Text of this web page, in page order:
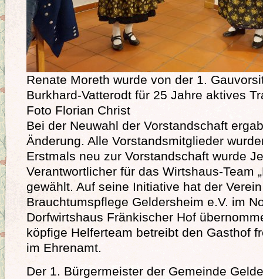
Renate Moreth wurde von der 1.
Burkhard-Vatterodt für 25 Jahre aktives
Foto Florian Christ
Bei der Neuwahl der Vorstandschaft
Änderung. Alle Vorstandsmitglieder
Erstmals neu zur Vorstandschaft wurde
Verantwortlicher für das Wirtshaus-Team
gewählt. Auf seine Initiative hat der
Brauchtumspflege Geldersheim e.V. im
Dorfwirtshaus Fränkischer Hof
köpfige Helferteam betreibt den Gasthof
im Ehrenamt.
Der 1. Bürgermeister der Gemeinde